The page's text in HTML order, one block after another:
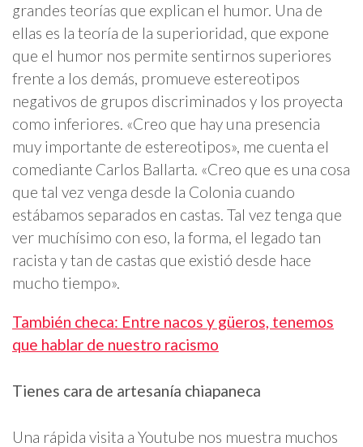
grandes teorías que explican el humor. Una de
ellas es la teoría de la superioridad, que expone
que el humor nos permite sentirnos superiores
frente a los demás, promueve estereotipos
negativos de grupos discriminados y los proyecta
como inferiores. «Creo que hay una presencia
muy importante de estereotipos», me cuenta el
comediante Carlos Ballarta. «Creo que es una cosa
que tal vez venga desde la Colonia cuando
estábamos separados en castas. Tal vez tenga que
ver muchísimo con eso, la forma, el legado tan
racista y tan de castas que existió desde hace
mucho tiempo».
También checa: Entre nacos y güeros, tenemos
que hablar de nuestro racismo
Tienes cara de artesanía chiapaneca
Una rápida visita a Youtube nos muestra muchos